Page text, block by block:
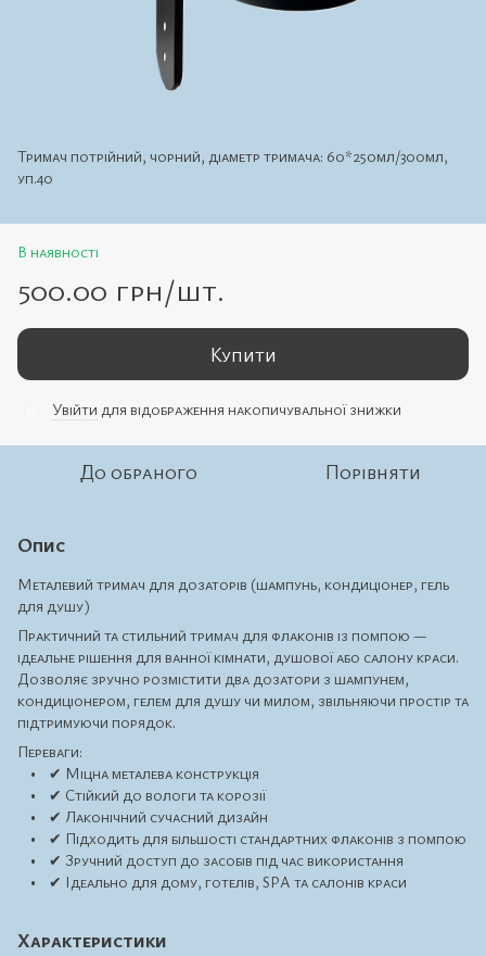
Тримач потрійний, чорний, діаметр тримача: 60*250мл/300мл,
уп.40
В наявності
500.00 грн/шт.
Купити
Увійти для відображення накопичувальної знижки
До обраного Порівняти
Опис
Металевий тримач для дозаторів (шампунь, кондиціонер, гель
для душу)
Практичний та стильний тримач для флаконів із помпою —
ідеальне рішення для ванної кімнати, душової або салону краси.
Дозволяє зручно розмістити два дозатори з шампунем,
кондиціонером, гелем для душу чи милом, звільняючи простір та
підтримуючи порядок.
Переваги:
• ✔ Міцна металева конструкція
• ✔ Стійкий до вологи та корозії
• ✔ Лаконічний сучасний дизайн
• ✔ Підходить для більшості стандартних флаконів з помпою
• ✔ Зручний доступ до засобів під час використання
• ✔ Ідеально для дому, готелів, SPA та салонів краси
Характеристики